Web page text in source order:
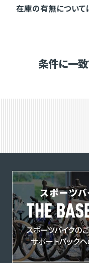
在庫の有無について
条件に一致